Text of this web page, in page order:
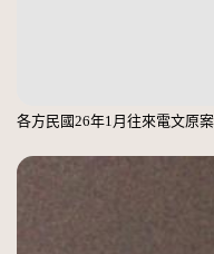
各方民國26年1月往來電文原